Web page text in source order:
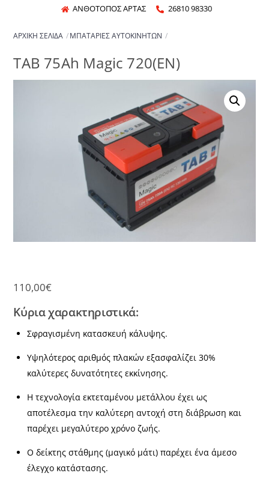
content
ΑΝΘΟΤΟΠΟΣ ΑΡΤΑΣ 26810 98330
ΑΡΧΙΚΉ ΣΕΛΊΔΑ ΜΠΑΤΑΡΊΕΣ ΑΥΤΟΚΙΝΉΤΩΝ
TAB 75Ah Magic 720(EN)
110,00€
Κύρια χαρακτηριστικά:
Σφραγισμένη κατασκευή κάλυψης.
Υψηλότερος αριθμός πλακών εξασφαλίζει 30%
καλύτερες δυνατότητες εκκίνησης.
Η τεχνολογία εκτεταμένου μετάλλου έχει ως
αποτέλεσμα την καλύτερη αντοχή στη διάβρωση και
παρέχει μεγαλύτερο χρόνο ζωής.
Ο δείκτης στάθμης (μαγικό μάτι) παρέχει ένα άμεσο
έλεγχο κατάστασης.